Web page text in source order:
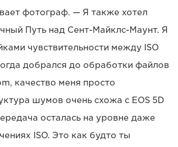
фотограф. — Я также хотел
Путь над Сент-Майклс-Маунт. Я
чувствительности между ISO
добрался до обработки файлов
качество меня просто
шумов очень схожа с EOS 5D
осталась на уровне даже
ISO. Это как будто ты